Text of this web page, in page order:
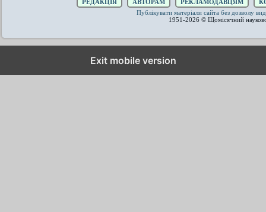
РЕДАКЦІЯ АВТОРАМ РЕКЛАМОДАВЦЯМ
Публікувати матеріали сайта без дозволу
1951-2026 © Щомісячний
Exit mobile version